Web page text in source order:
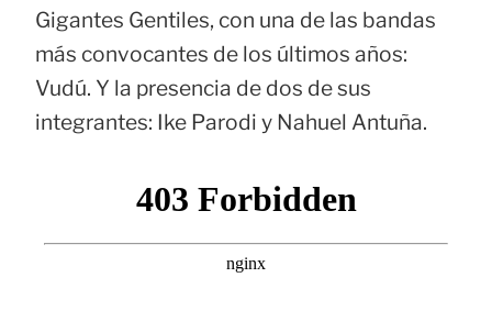
Gigantes Gentiles, con una de las bandas
más convocantes de los últimos años:
Vudú. Y la presencia de dos de sus
integrantes: Ike Parodi y Nahuel Antuña.